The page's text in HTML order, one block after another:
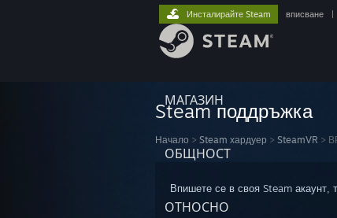
МАГАЗИН
ОБЩНОСТ
ОТНОСНО
Инсталирайте Steam вписване
Steam поддръжка
Начало > Steam хардуер > SteamVR >
Впишете се в своя Steam акаунт,